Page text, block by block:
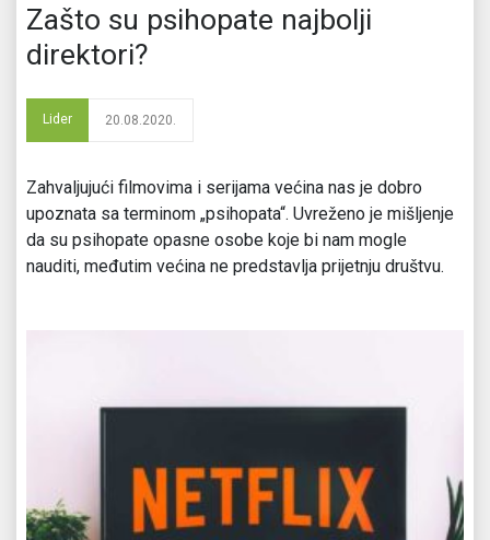
Zašto su psihopate najbolji
direktori?
Lider 20.08.2020.
Zahvaljujući filmovima i serijama većina nas je dobro
upoznata sa terminom „psihopata“. Uvreženo je mišljenje
da su psihopate opasne osobe koje bi nam mogle
nauditi, međutim većina ne predstavlja prijetnju društvu.